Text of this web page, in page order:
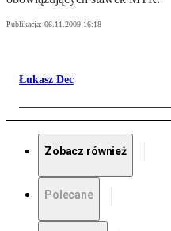
Publikacja: 06.11.2009 16:18
Łukasz Dec
Zobacz również
Polecane